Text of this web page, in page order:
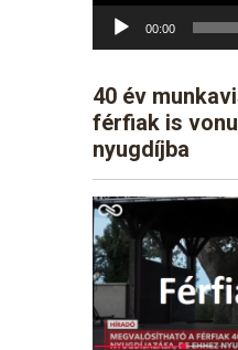
00:00
40 év
férfiak is
nyugdíjba